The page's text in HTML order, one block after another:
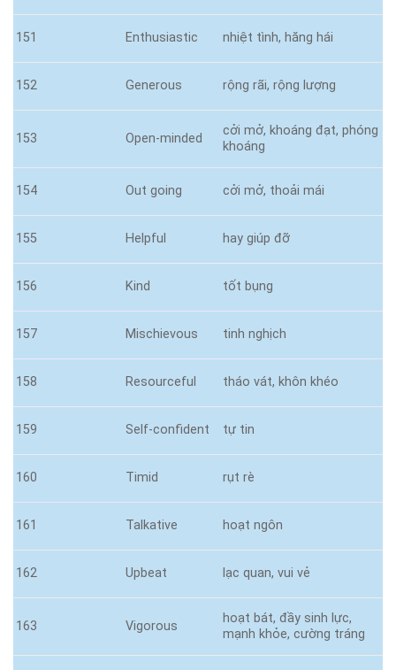
151 Enthusiastic nhiệt tình, hăng hái
152 Generous rộng rãi, rộng lượng
153 Open-minded
cởi mở, khoáng đạt, phóng
khoáng
154 Out going cởi mở, thoải mái
155 Helpful hay giúp đỡ
156 Kind tốt bụng
157 Mischievous tinh nghịch
158 Resourceful tháo vát, khôn khéo
159 Self-confident tự tin
160 Timid rụt rè
161 Talkative hoạt ngôn
162 Upbeat lạc quan, vui vẻ
163 Vigorous
hoạt bát, đầy sinh lực,
mạnh khỏe, cường tráng